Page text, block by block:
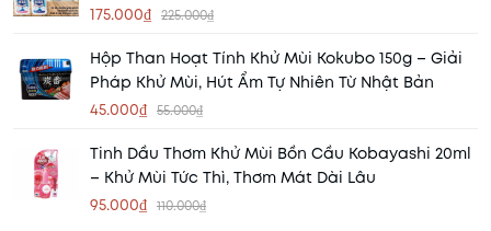
175.000₫ 225.000₫
Hộp Than Hoạt Tính Khử Mùi Kokubo 150g – Giải
Pháp Khử Mùi, Hút Ẩm Tự Nhiên Từ Nhật Bản
45.000₫ 55.000₫
Tinh Dầu Thơm Khử Mùi Bồn Cầu Kobayashi 20ml
– Khử Mùi Tức Thì, Thơm Mát Dài Lâu
95.000₫ 110.000₫